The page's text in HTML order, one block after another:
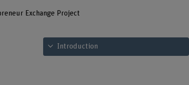
Exchange Project
Voir le sommaire
Introduction